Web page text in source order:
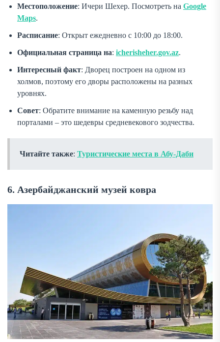
Местоположение: Ичери Шехер. Посмотреть на Google
Maps.
Расписание: Открыт ежедневно с 10:00 до 18:00.
Официальная страница на: icherisheher.gov.az.
Интересный факт: Дворец построен на одном из
холмов, поэтому его дворы расположены на разных
уровнях.
Совет: Обратите внимание на каменную резьбу над
порталами – это шедевры средневекового зодчества.
Читайте также: Туристические места в Абу-Даби
6. Азербайджанский музей ковра